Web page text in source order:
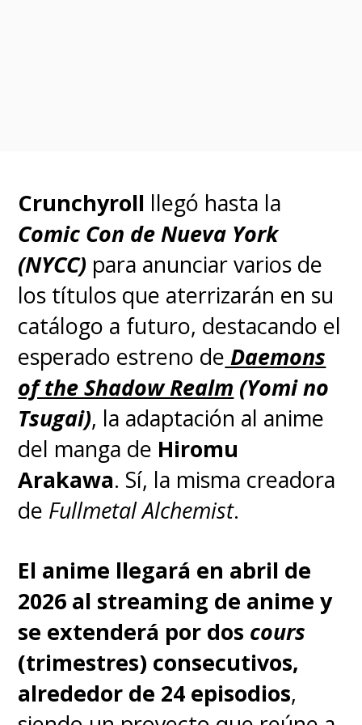
Crunchyroll llegó hasta la
Comic Con de Nueva York
(NYCC) para anunciar varios de
los títulos que aterrizarán en su
catálogo a futuro, destacando el
esperado estreno de Daemons
of the Shadow Realm (Yomi no
Tsugai), la adaptación al anime
del manga de Hiromu
Arakawa. Sí, la misma creadora
de Fullmetal Alchemist.
El anime llegará en abril de
2026 al streaming de anime y
se extenderá por dos cours
(trimestres) consecutivos,
alrededor de 24 episodios,